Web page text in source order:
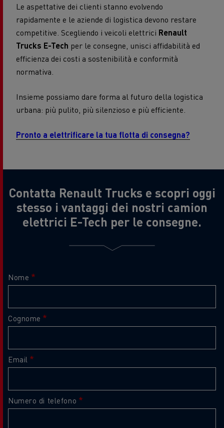
Le aspettative dei clienti stanno evolvendo
rapidamente e le aziende di logistica devono restare
competitive. Scegliendo i veicoli elettrici Renault
Trucks E-Tech per le consegne, unisci affidabilità ed
efficienza dei costi a sostenibilità e conformità
normativa.
Insieme possiamo dare forma al futuro della logistica
urbana: più pulito, più silenzioso e più efficiente.
Pronto a elettrificare la tua flotta di consegna?
Contatta Renault Trucks e scopri oggi
stesso i vantaggi dei nostri camion
elettrici E-Tech per le consegne.
Nome
Cognome
Email
Numero di telefono